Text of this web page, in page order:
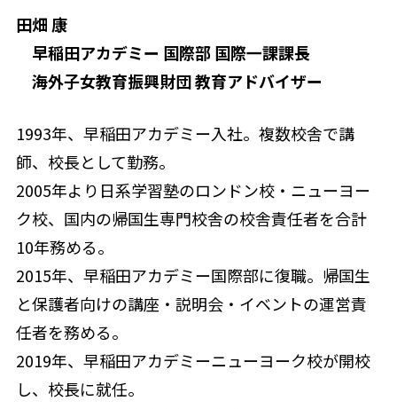
田畑 康
早稲田アカデミー 国際部 国際一課課長
海外子女教育振興財団 教育アドバイザー
1993年、早稲田アカデミー入社。複数校舎で講
師、校長として勤務。
2005年より日系学習塾のロンドン校・ニューヨー
ク校、国内の帰国生専門校舎の校舎責任者を合計
10年務める。
2015年、早稲田アカデミー国際部に復職。帰国生
と保護者向けの講座・説明会・イベントの運営責
任者を務める。
2019年、早稲田アカデミーニューヨーク校が開校
し、校長に就任。